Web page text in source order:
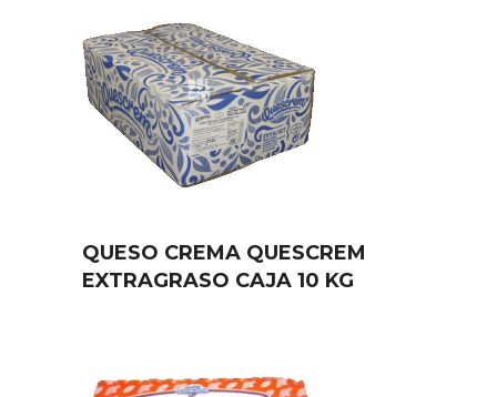
QUESO CREMA QUESCREM
EXTRAGRASO CAJA 10 KG